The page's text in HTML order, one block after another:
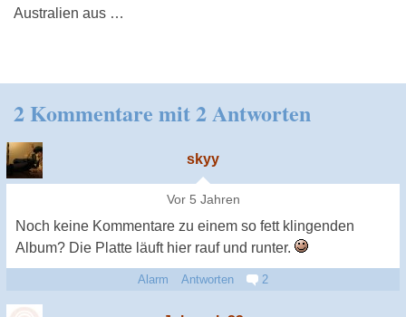
Australien aus …
2 Kommentare mit 2 Antworten
skyy
Vor 5 Jahren
Noch keine Kommentare zu einem so fett klingenden
Album? Die Platte läuft hier rauf und runter.
Alarm Antworten 2